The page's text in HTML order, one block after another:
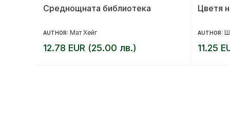
Среднощната библиотека
AUTHOR: Мат Хейг
12.78 EUR (25.00 лв.)
Цветя
AUTHOR:
11.25